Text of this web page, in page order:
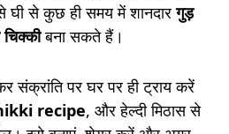
से कुछ ही समय में शानदारगुड़
बना सकते हैं।
संक्रांति पर घर पर ही ट्राय करें
recipe, और हेल्दी मिठास से